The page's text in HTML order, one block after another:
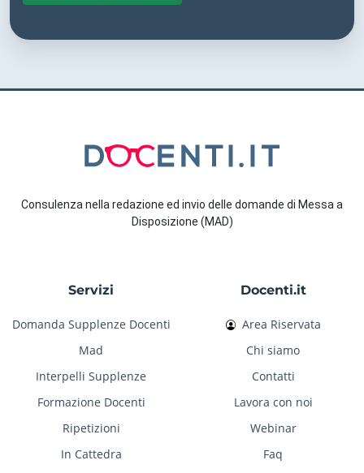
Consulenza nella redazione ed invio delle domande di Messa a
Disposizione (MAD)
Servizi
Domanda Supplenze Docenti
Mad
Interpelli Supplenze
Formazione Docenti
Ripetizioni
In Cattedra
Docenti.it
Area Riservata
Chi siamo
Contatti
Lavora con noi
Webinar
Faq